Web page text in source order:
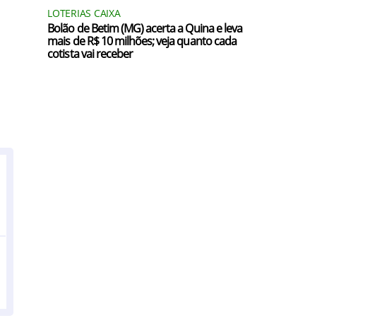
LOTERIAS CAIXA
Bolão de Betim (MG) acerta a Quina e leva
mais de R$ 10 milhões; veja quanto cada
cotista vai receber